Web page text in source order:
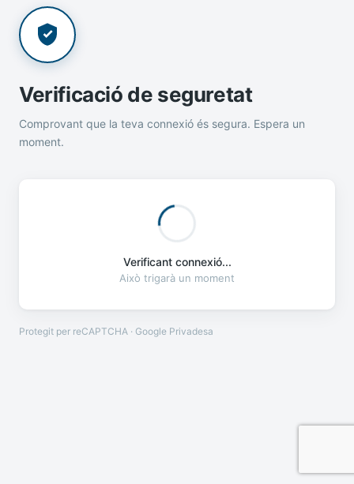
Verificació de seguretat
Comprovant que la teva connexió és segura. Espera un
moment.
Verificant connexió...
Això trigarà un moment
Protegit per reCAPTCHA · Google Privadesa